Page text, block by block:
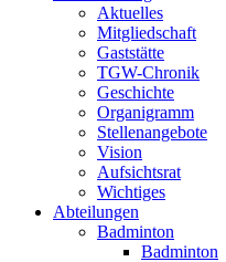
Aktuelles
Mitgliedschaft
Gaststätte
TGW-Chronik
Geschichte
Organigramm
Stellenangebote
Vision
Aufsichtsrat
Wichtiges
Abteilungen
Badminton
Badminton